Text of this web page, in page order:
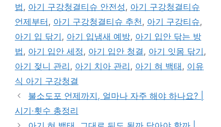
법, 아기 구강청결티슈 안전성, 아기 구강청결티슈
언제부터 , 아기 구강청결티슈 추천, 아기 구강티슈,
아기 입 닦기 , 아기 입냄새 예방, 아기 입안 닦는 방
법, 아기 입안 세정, 아기 입안 청결 , 아기 잇몸 닦기 ,
아기 젖니 관리 , 아기 치아 관리 , 아기 혀 백태 , 이유
식 아기 구강청결
불소도포 언제까지, 얼마나 자주 해야 하나요? |
시기·횟수 총정리